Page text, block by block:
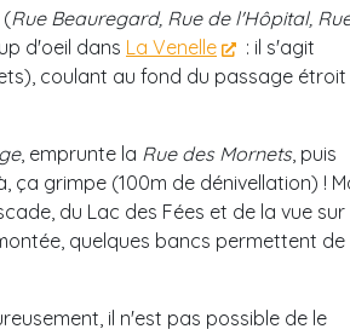
(Rue Beauregard, Rue de l'Hôpital,
d'oeil dans La Venelle
: il s'agit
coulant au fond du passage étroit
, emprunte la Rue des Mornets, puis
ça grimpe (100m de dénivellation) !
du Lac des Fées et de la vue sur
quelques bancs permettent de
il n'est pas possible de le